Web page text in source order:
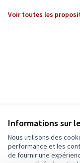
Informations sur
Nous utilisons des
performance et les
de fournir une
Voir toutes les